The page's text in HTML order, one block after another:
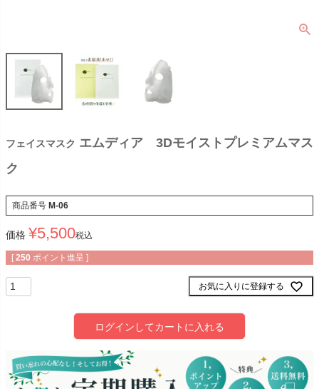
フェイスマスク エムディア 3Dモイストプレミアムマス
ク
商品番号 M-06
価格 ¥5,500税込
[ 250 ポイント進呈 ]
お気に入りに登録する
ログインしてカートに入れる